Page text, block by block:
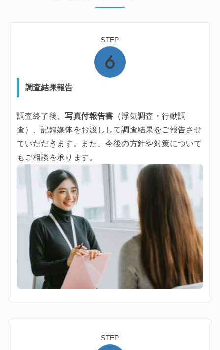
STEP
調査結果報告
調査終了後、写真付報告書 （浮気調査・行動調
査）、記録媒体をお渡しして調査結果をご報告させ
ていただきます。また、今後の方針や対策について
もご相談を承ります。
STEP